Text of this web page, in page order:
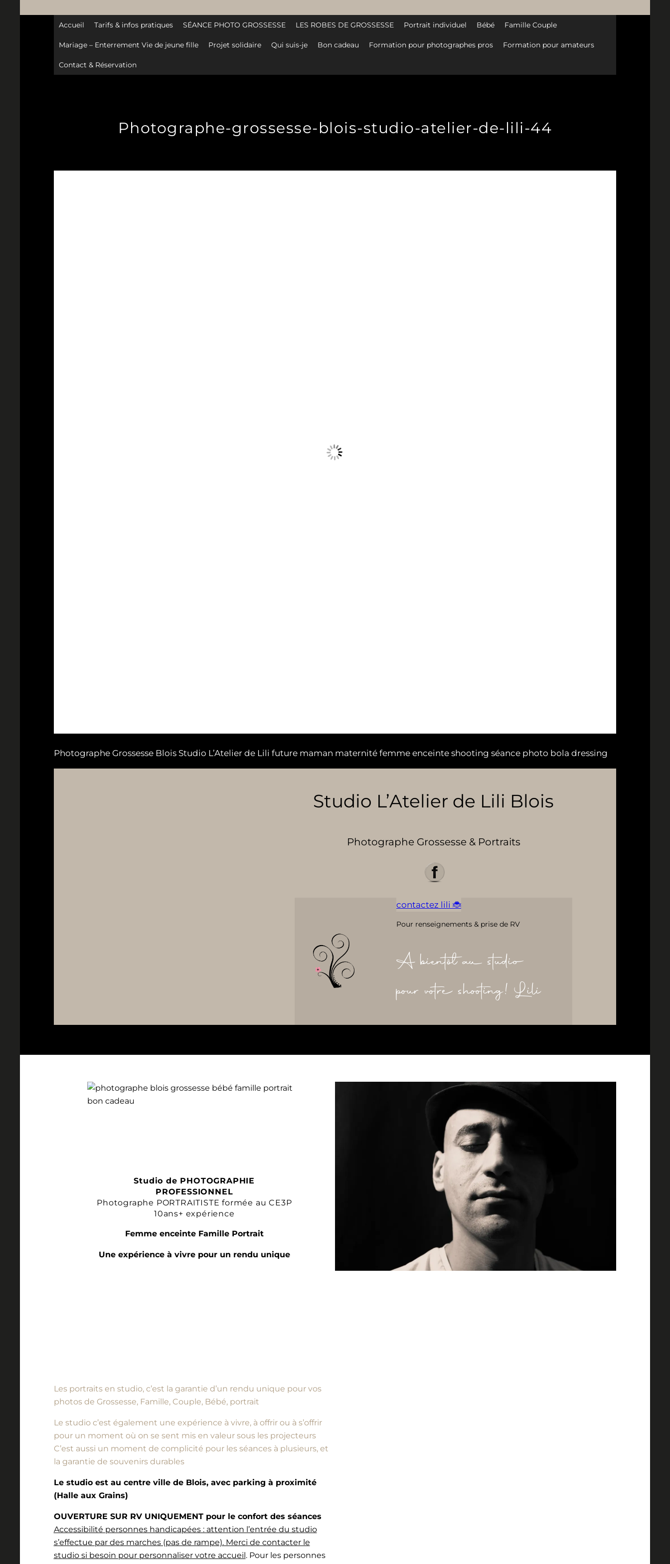
Accueil Tarifs & infos pratiques SÉANCE PHOTO GROSSESSE LES ROBES DE GROSSESSE Portrait individuel Bébé Famille Couple
Mariage – Enterrement Vie de jeune fille Projet solidaire Qui suis-je Bon cadeau Formation pour photographes pros Formation pour amateurs
Contact & Réservation
Photographe-grossesse-blois-studio-atelier-de-lili-44
Photographe Grossesse Blois Studio L’Atelier de Lili future maman maternité femme enceinte shooting séance photo bola dressing
Studio L’Atelier de Lili Blois
Photographe Grossesse & Portraits
contactez lili 🐞
Pour renseignements & prise de RV
A bientôt au studio
pour votre shooting! Lili
Studio de PHOTOGRAPHIE
PROFESSIONNEL
Photographe PORTRAITISTE formée au CE3P
10ans+ expérience
Femme enceinte Famille Portrait
Une expérience à vivre pour un rendu unique
Les portraits en studio, c’est la garantie d’un rendu unique pour vos
photos de Grossesse, Famille, Couple, Bébé, portrait
Le studio c’est également une expérience à vivre, à offrir ou à s’offrir
pour un moment où on se sent mis en valeur sous les projecteurs
C’est aussi un moment de complicité pour les séances à plusieurs, et
la garantie de souvenirs durables
Le studio est au centre ville de Blois, avec parking à proximité
(Halle aux Grains)
OUVERTURE SUR RV UNIQUEMENT pour le confort des séances
Accessibilité personnes handicapées : attention l’entrée du studio
s’effectue par des marches (pas de rampe). Merci de contacter le
studio si besoin pour personnaliser votre accueil. Pour les personnes